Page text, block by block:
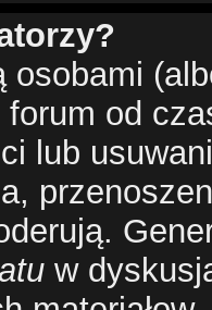
osobami
forum od
lub
w